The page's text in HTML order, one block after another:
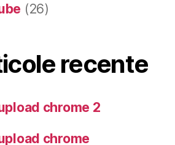
(26)
recente
chrome 2
chrome